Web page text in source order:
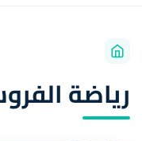
رياضة